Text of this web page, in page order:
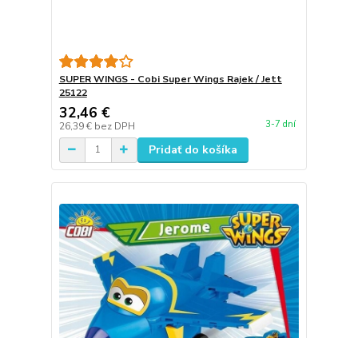
SUPER WINGS - Cobi Super Wings Rajek / Jett
25122
32,46 €
26,39 € bez DPH 3-7 dní
Pridať do košíka